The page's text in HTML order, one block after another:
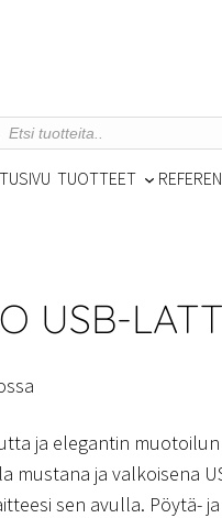
TUOTTEET
USB-
ja elegantin
mustana ja valkoisena
sen avulla. Pöytä-